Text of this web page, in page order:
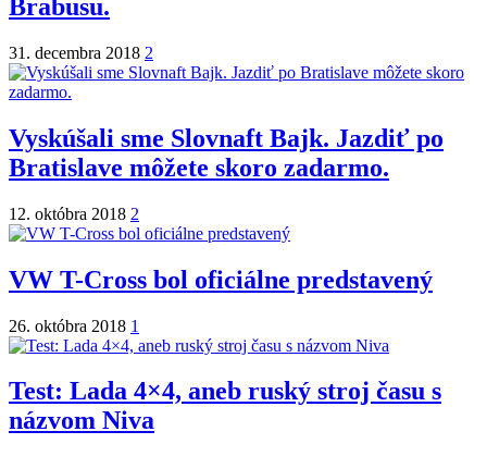
Brabusu.
31. decembra 2018 2
Vyskúšali sme Slovnaft Bajk. Jazdiť po
Bratislave môžete skoro zadarmo.
12. októbra 2018 2
VW T-Cross bol oficiálne predstavený
26. októbra 2018 1
Test: Lada 4×4, aneb ruský stroj času s
názvom Niva